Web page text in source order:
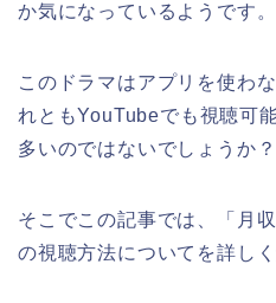
か気になっているようです。
このドラマはアプリを使わ
れともYouTubeでも視聴可
多いのではないでしょうか？
そこでこの記事では、「月
の視聴方法についてを詳しく